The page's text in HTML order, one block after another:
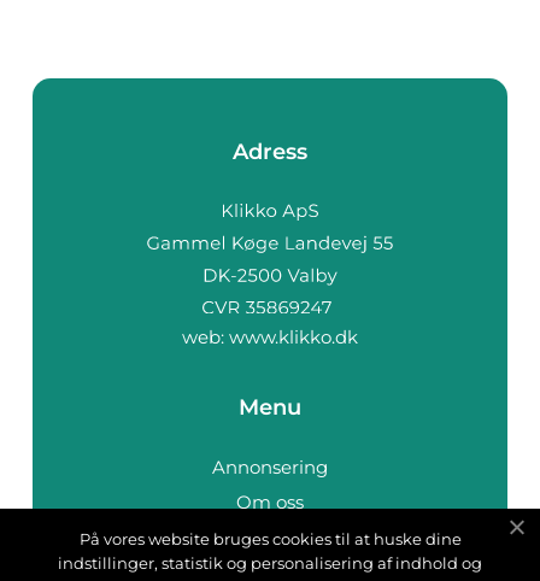
Adress
web: www.klikko.dk
Menu
Annonsering
Om oss
Cookies
Kontakta oss
På vores website bruges cookies til at huske dine
indstillinger, statistik og personalisering af indhold og